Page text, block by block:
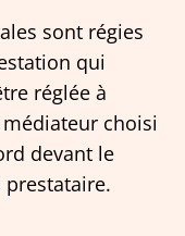
sont régies
qui
réglée à
choisi
devant le